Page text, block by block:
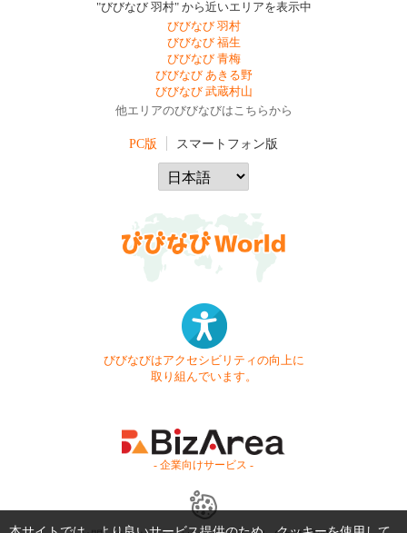
"びびなび 羽村" から近いエリアを表示中
びびなび 羽村
びびなび 福生
びびなび 青梅
びびなび あきる野
びびなび 武蔵村山
他エリアのびびなびはこちらから
PC版 スマートフォン版
びびなびはアクセシビリティの向上に
取り組んでいます。
- 企業向けサービス -